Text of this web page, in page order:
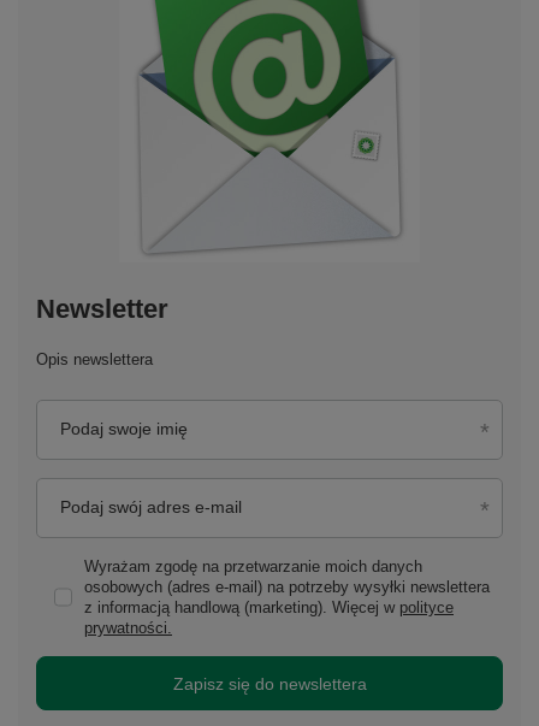
Newsletter
Opis newslettera
Podaj swoje imię
Podaj swój adres e-mail
Wyrażam zgodę na przetwarzanie moich danych
osobowych (adres e-mail) na potrzeby wysyłki newslettera
z informacją handlową (marketing). Więcej w polityce
prywatności.
Zapisz się do newslettera